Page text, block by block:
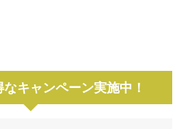
キャンペーン実施中！